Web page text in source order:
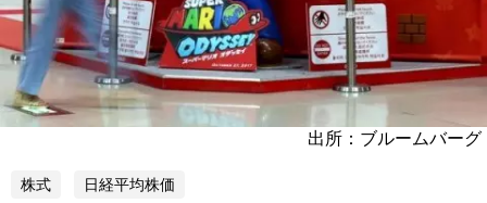
出所：ブルームバーグ
株式 日経平均株価